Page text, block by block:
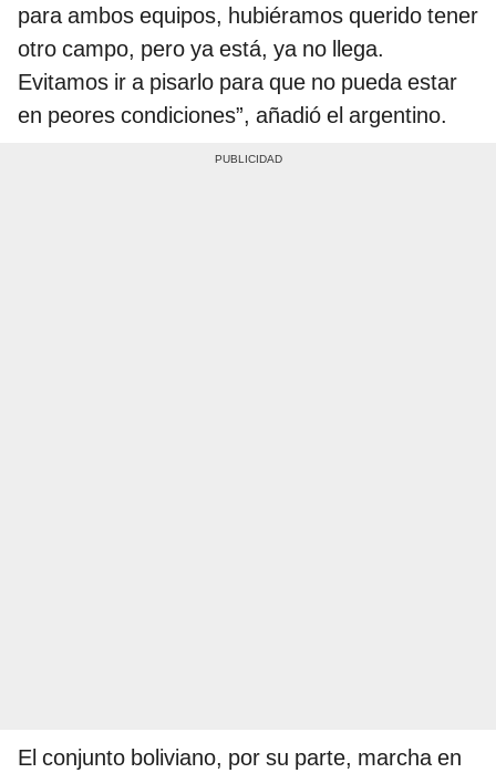
para ambos equipos, hubiéramos querido tener
otro campo, pero ya está, ya no llega.
Evitamos ir a pisarlo para que no pueda estar
en peores condiciones”, añadió el argentino.
El conjunto boliviano, por su parte, marcha en